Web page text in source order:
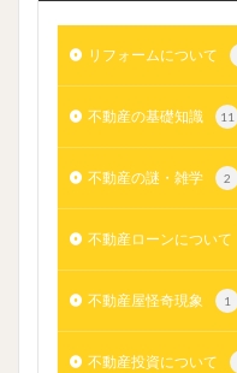
リフォームについて
不動産の基礎知識 11
不動産の謎・雑学 2
不動産ローンについて
不動産屋怪奇現象 1
不動産投資について